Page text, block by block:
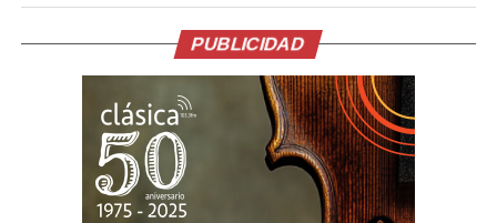
Según la institución, hace un mes ingresó a una tienda y
hurtó una cámara de seguridad y $60 en efectivo; sin
embargo, un juez ordenó su libertad.
La corporación policial afirmó que el imputado será
procesado por este nuevo caso.
PUBLICIDAD